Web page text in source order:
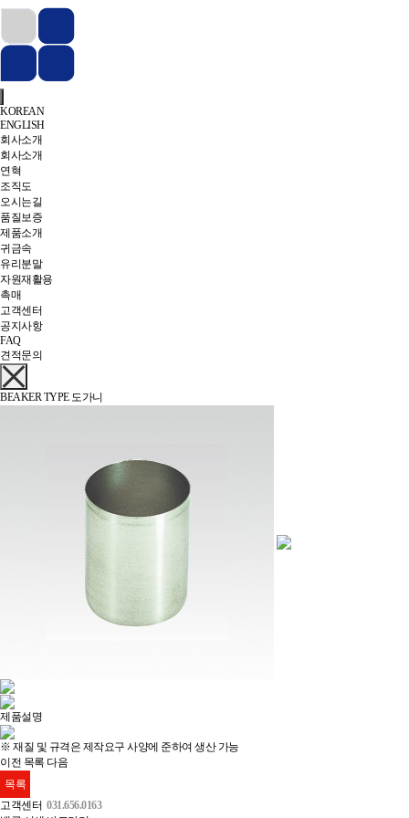
KOREAN
ENGLISH
회사소개
회사소개
연혁
조직도
오시는길
품질보증
제품소개
귀금속
유리분말
자원재활용
촉매
고객센터
공지사항
FAQ
견적문의
BEAKER TYPE 도가니
제품설명
※ 재질 및 규격은 제작요구 사양에 준하여 생산 가능
이전 목록 다음
목록
고객센터 031.656.0163